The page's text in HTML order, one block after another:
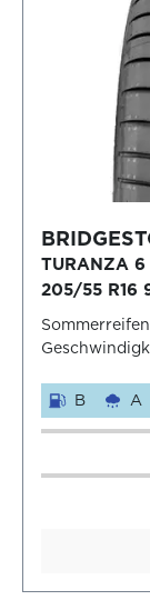
TURANZA 6
205/55 R16
Sommerreifen
B A